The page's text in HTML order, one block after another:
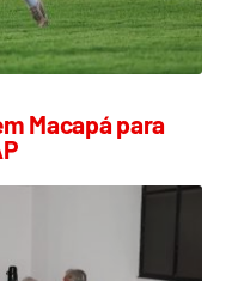
Macapá para